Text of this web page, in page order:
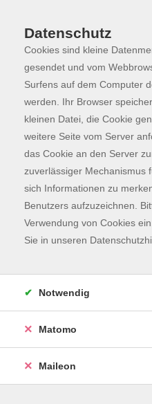
Skip to main content
Programm
Der Kurs konnte nicht
Datenschutz
Cookies sind kleine
gesendet und vom
Surfens auf dem Computer
werden. Ihr Browser
kleinen Datei, die Cookie
weitere Seite vom Server
das Cookie an den Server
zuverlässiger Mechanismus
sich Informationen zu
Benutzers aufzuzeichnen.
Verwendung von Cookies
Sie in unseren
Notwendig
Matomo
Maileon